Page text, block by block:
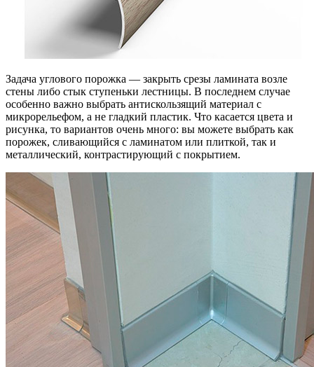
Задача углового порожка — закрыть срезы ламината возле
стены либо стык ступеньки лестницы. В последнем случае
особенно важно выбрать антискользящий материал с
микрорельефом, а не гладкий пластик. Что касается цвета и
рисунка, то вариантов очень много: вы можете выбрать как
порожек, сливающийся с ламинатом или плиткой, так и
металлический, контрастирующий с покрытием.